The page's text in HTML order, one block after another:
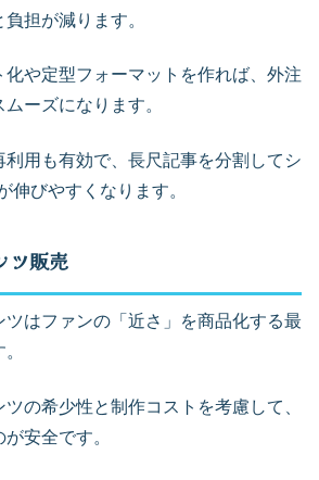
担が減ります。
や定型フォーマットを作れば、外注
ーズになります。
用も有効で、長尺記事を分割してシ
伸びやすくなります。
ツ販売
ツはファンの「近さ」を商品化する最
の希少性と制作コストを考慮して、
安全です。